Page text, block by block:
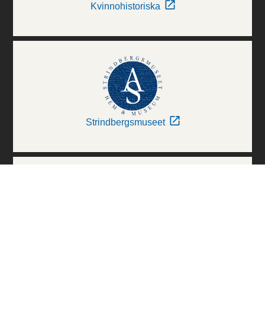
Kvinnohistoriska
Strindbergsmuseet